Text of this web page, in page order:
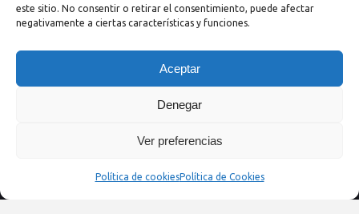
este sitio. No consentir o retirar el consentimiento, puede afectar
negativamente a ciertas características y funciones.
Aceptar
Denegar
Ver preferencias
Política de cookiesPolítica de Cookies
Tel: (+34) 976 259 724